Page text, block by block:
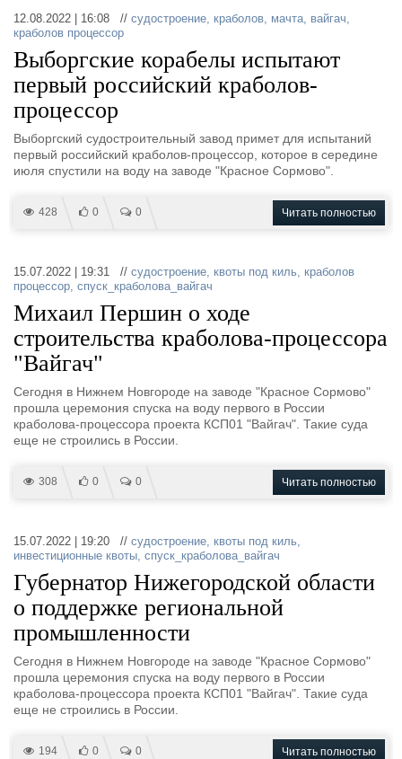
12.08.2022 | 16:08 // судостроение, краболов, мачта, вайгач,
краболов процессор
Выборгские корабелы испытают
первый российский краболов-
процессор
Выборгский судостроительный завод примет для испытаний
первый российский краболов-процессор, которое в середине
июля спустили на воду на заводе "Красное Сормово".
428 0 0 Читать полностью
15.07.2022 | 19:31 // судостроение, квоты под киль, краболов
процессор, спуск_краболова_вайгач
Михаил Першин о ходе
строительства краболова-процессора
"Вайгач"
Сегодня в Нижнем Новгороде на заводе "Красное Сормово"
прошла церемония спуска на воду первого в России
краболова-процессора проекта КСП01 "Вайгач". Такие суда
еще не строились в России.
308 0 0 Читать полностью
15.07.2022 | 19:20 // судостроение, квоты под киль,
инвестиционные квоты, спуск_краболова_вайгач
Губернатор Нижегородской области
о поддержке региональной
промышленности
Сегодня в Нижнем Новгороде на заводе "Красное Сормово"
прошла церемония спуска на воду первого в России
краболова-процессора проекта КСП01 "Вайгач". Такие суда
еще не строились в России.
194 0 0 Читать полностью